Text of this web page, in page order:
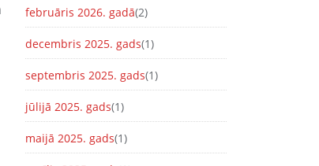
februāris 2026. gadā(2)
decembris 2025. gads(1)
septembris 2025. gads(1)
jūlijā 2025. gads(1)
maijā 2025. gads(1)